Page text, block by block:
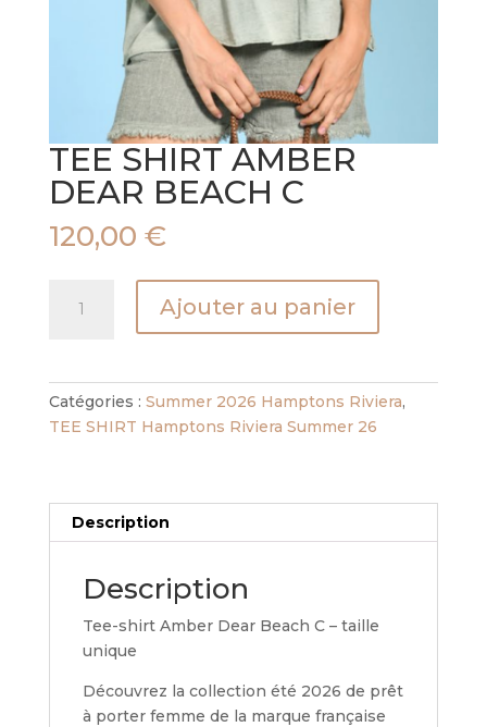
TEE SHIRT AMBER
DEAR BEACH C
120,00 €
DEAR
Ajouter au panier
Catégories : Summer 2026 Hamptons Riviera,
TEE SHIRT Hamptons Riviera Summer 26
Description
Description
Tee-shirt Amber Dear Beach C – taille
unique
Découvrez la collection été 2026 de prêt
à porter femme de la marque française